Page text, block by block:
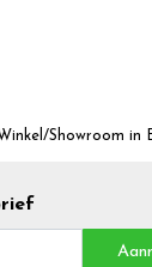
Showroom in